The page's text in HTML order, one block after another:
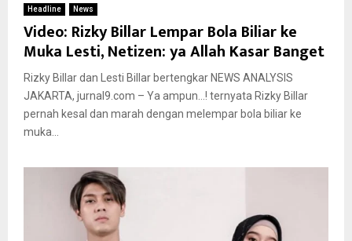
Headline News
Video: Rizky Billar Lempar Bola Biliar ke
Muka Lesti, Netizen: ya Allah Kasar Banget
Rizky Billar dan Lesti Billar bertengkar NEWS ANALYSIS
JAKARTA, jurnal9.com – Ya ampun…! ternyata Rizky Billar
pernah kesal dan marah dengan melempar bola biliar ke
muka...